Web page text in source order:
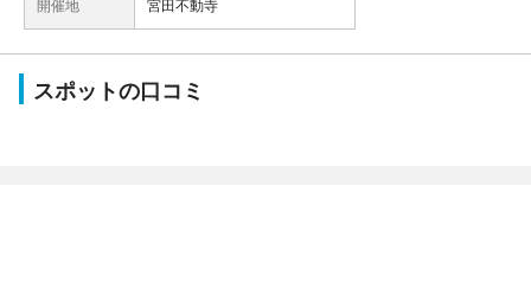
開催地 宮田不動寺
スポットの口コミ